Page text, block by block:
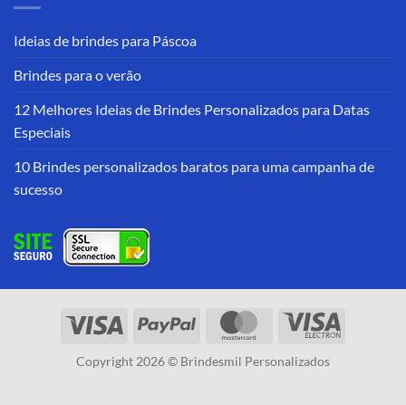
Ideias de brindes para Páscoa
Brindes para o verão
12 Melhores Ideias de Brindes Personalizados para Datas
Especiais
10 Brindes personalizados baratos para uma campanha de
sucesso
Copyright 2026 © Brindesmil Personalizados